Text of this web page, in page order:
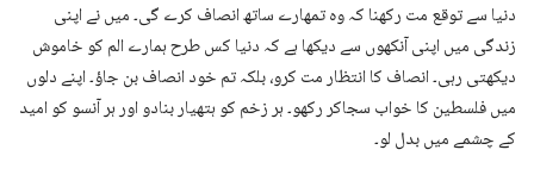
دنیا سے توقع مت رکھنا کہ وہ تمھارے ساتھ انصاف کرے گی۔ میں نے اپنی
زندگی میں اپنی آنکھوں سے دیکھا ہے کہ دنیا کس طرح ہمارے الم کو خاموش
دیکھتی رہی۔ انصاف کا انتظار مت کرو، بلکہ تم خود انصاف بن جاؤ۔ اپنے دلوں
میں فلسطین کا خواب سجاکر رکھو۔ ہر زخم کو ہتھیار بنادو اور ہر آنسو کو امید
کے چشمے میں بدل لو۔